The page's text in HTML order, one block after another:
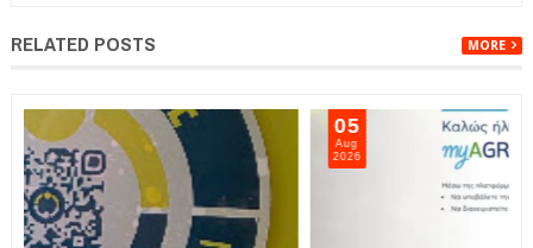
RELATED POSTS MORE
Aug
2026